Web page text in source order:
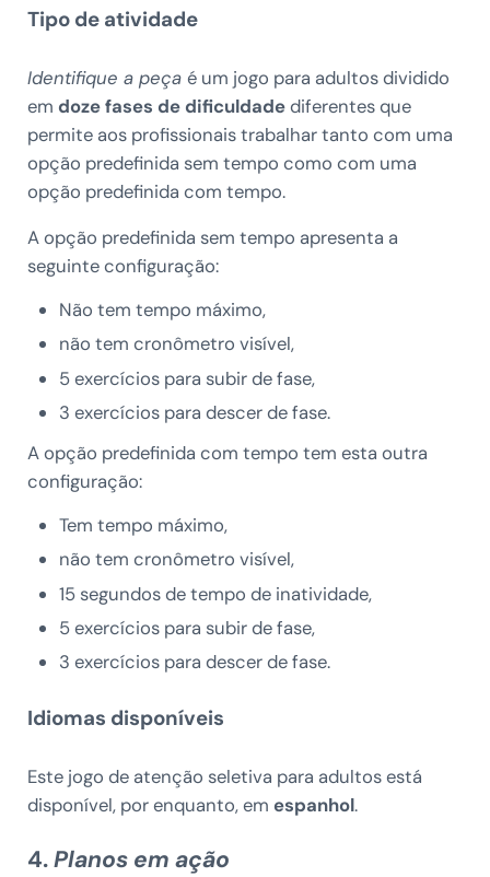
Tipo de atividade
Identifique a peça é um jogo para adultos dividido
em doze fases de dificuldadediferentes que
permite aos profissionais trabalhar tanto com uma
opção predefinida sem tempo como com uma
opção predefinida com tempo.
A opção predefinida sem tempo apresenta a
seguinte configuração:
Não tem tempo máximo,
não tem cronômetro visível,
5 exercícios para subir de fase,
3 exercícios para descer de fase.
A opção predefinida com tempo tem esta outra
configuração:
Tem tempo máximo,
não tem cronômetro visível,
15 segundos de tempo de inatividade,
5 exercícios para subir de fase,
3 exercícios para descer de fase.
Idiomas disponíveis
Este jogo de atenção seletiva para adultos está
disponível, por enquanto, em espanhol.
4.Planos em ação